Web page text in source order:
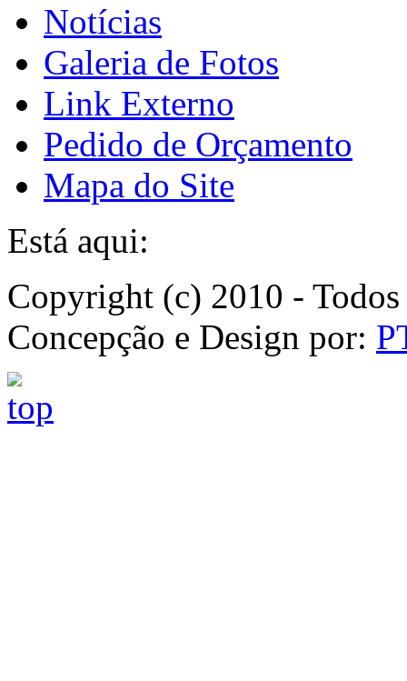
Notícias
Galeria de Fotos
Link Externo
Pedido de Orçamento
Mapa do Site
Está aqui:
Copyright (c) 2010 -
Concepção e Design por: